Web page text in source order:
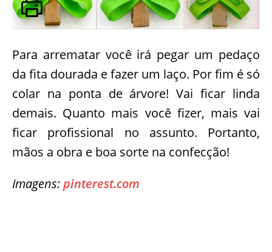
Para arrematar você irá pegar um pedaço
da fita dourada e fazer um laço. Por fim é só
colar na ponta de árvore! Vai ficar linda
demais. Quanto mais você fizer, mais vai
ficar profissional no assunto. Portanto,
mãos a obra e boa sorte na confecção!
Imagens:pinterest.com